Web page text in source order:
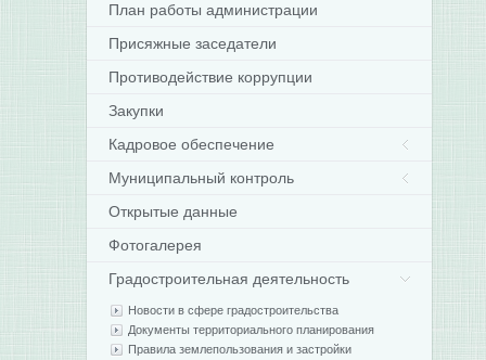
План работы администрации
Присяжные заседатели
Противодействие коррупции
Закупки
Кадровое обеспечение
Муниципальный контроль
Открытые данные
Фотогалерея
Градостроительная деятельность
Новости в сфере градостроительства
Документы территориального планирования
Правила землепользования и застройки